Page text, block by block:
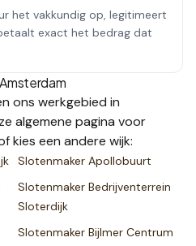
het vakkundig op, legitimeert
exact het bedrag dat
Amsterdam
ons werkgebied in
algemene pagina voor
kies een andere wijk:
Slotenmaker Apollobuurt
Slotenmaker Bedrijventerrein
Sloterdijk
Slotenmaker Bijlmer Centrum